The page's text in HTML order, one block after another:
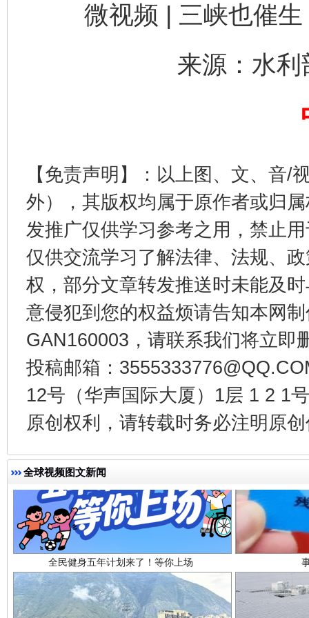
微视频 | 三峡也催生
来源：水
【免责声明】：以上图、文、音/
外），其版权均属于原作者或归
发推广仅供学习参考之用，禁止
仅供交流学习了解法律、法规、
权，部分文章转发推送时未能及
意侵犯到您的权益烦请告知本网
GAN160003，请联系我们将立即
投稿邮箱：
12号（华声国际大厦）1层 1 2 1
原创权利，请转载时务必注明原
全球视频图文新闻
受贿1.44亿！段成刚被判无期 从幼
全民健身五年计划来了！等你上场